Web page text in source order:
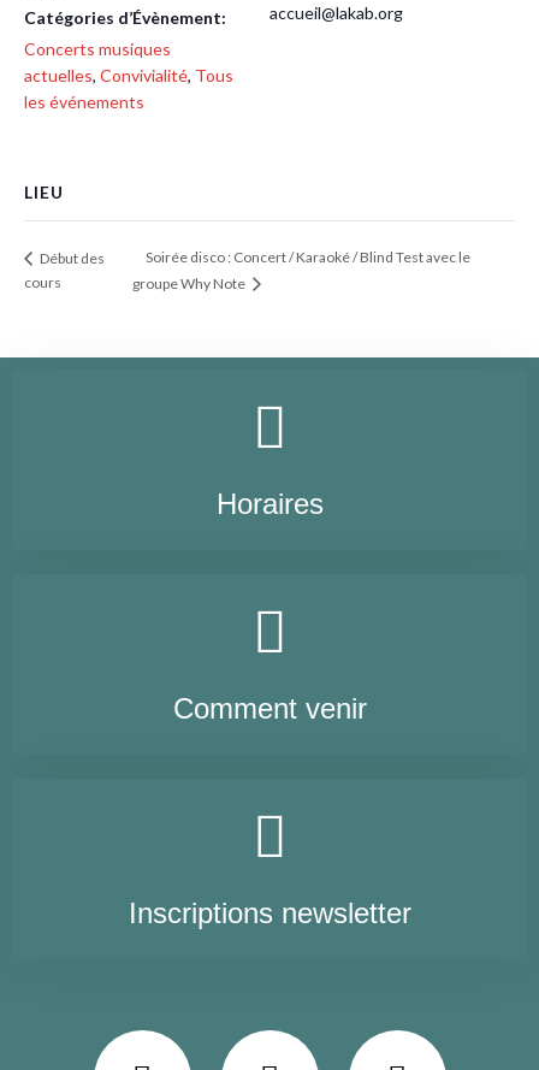
Catégories d’Évènement:
Concerts musiques
actuelles, Convivialité, Tous
les événements
accueil@lakab.org
LIEU
Début des
cours
Soirée disco : Concert / Karaoké / Blind Test avec le
groupe Why Note
Horaires
Comment venir
Inscriptions newsletter